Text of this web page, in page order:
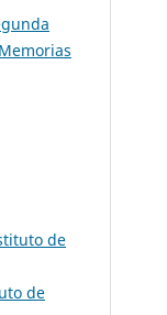
Memorias
de
de